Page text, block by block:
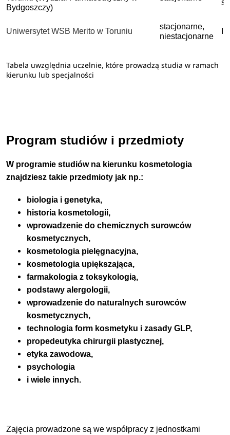
Bydgoszczy)
Uniwersytet WSB Merito w Toruniu
stacjonarne,
niestacjonarne
Tabela uwzględnia uczelnie, które prowadzą studia w ramach
kierunku lub specjalności
Program studiów i przedmioty
W programie studiów na kierunku kosmetologia
znajdziesz takie przedmioty jak np.:
biologia i genetyka,
historia kosmetologii,
wprowadzenie do chemicznych surowców
kosmetycznych,
kosmetologia pielęgnacyjna,
kosmetologia upiększająca,
farmakologia z toksykologią,
podstawy alergologii,
wprowadzenie do naturalnych surowców
kosmetycznych,
technologia form kosmetyku i zasady GLP,
propedeutyka chirurgii plastycznej,
etyka zawodowa,
psychologia
i wiele innych.
Zajęcia prowadzone są we współpracy z jednostkami